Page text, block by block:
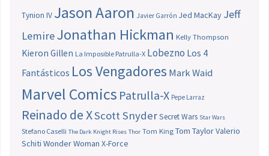
Tynion IV Jason Aaron Javier Garrón Jed MacKay Jeff
LemireJonathan Hickman Kelly Thompson
Kieron Gillen La Imposible Patrulla-X Lobezno Los 4
Fantásticos Los Vengadores Mark Waid
Marvel Comics Patrulla-X Pepe Larraz
Reinado de XScott SnyderSecret Wars Star Wars
Stefano Caselli The Dark Knight Rises Thor Tom King Tom TaylorValerio
Schiti Wonder Woman X-Force